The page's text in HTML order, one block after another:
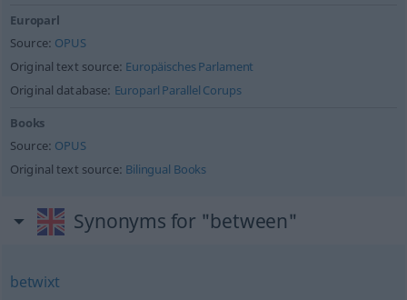
Europarl
Source: OPUS
Original text source: Europäisches Parlament
Original database: Europarl Parallel Corups
Books
Source: OPUS
Original text source: Bilingual Books
Synonyms for "between"
betwixt